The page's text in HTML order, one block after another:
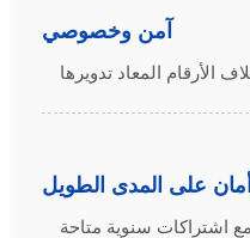
آمن وخصوصي
أمان على المدى الطويل